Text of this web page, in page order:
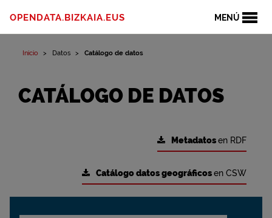
MENÚ
OPENDATA.BIZKAIA.EUS
Inicio Datos Catálogo de datos
CATÁLOGO DE DATOS
Metadatosen RDF
Catálogo datos geográficosen CSW